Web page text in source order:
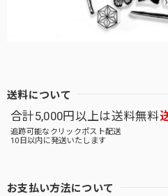
送料について
合計5,000円以上は送料無料
追跡可能なクリックポスト配送
10日以内に発送いたします
お支払い方法について